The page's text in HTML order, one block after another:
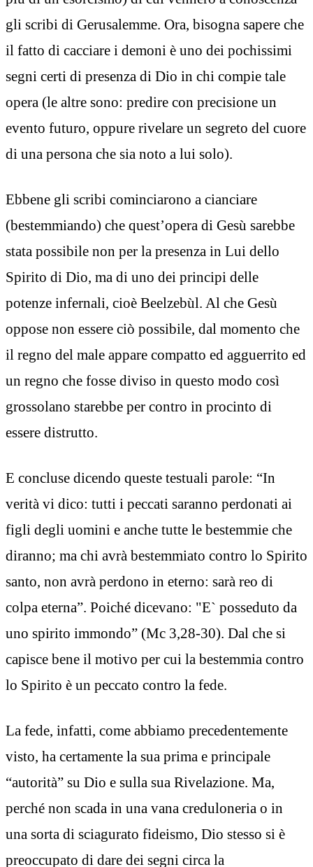
gli scribi di Gerusalemme. Ora, bisogna sapere che
il fatto di cacciare i demoni è uno dei pochissimi
segni certi di presenza di Dio in chi compie tale
opera (le altre sono: predire con precisione un
evento futuro, oppure rivelare un segreto del cuore
di una persona che sia noto a lui solo).
Ebbene gli scribi cominciarono a cianciare
(bestemmiando) che quest’opera di Gesù sarebbe
stata possibile non per la presenza in Lui dello
Spirito di Dio, ma di uno dei principi delle
potenze infernali, cioè Beelzebùl. Al che Gesù
oppose non essere ciò possibile, dal momento che
il regno del male appare compatto ed agguerrito ed
un regno che fosse diviso in questo modo così
grossolano starebbe per contro in procinto di
essere distrutto.
E concluse dicendo queste testuali parole: “In
verità vi dico: tutti i peccati saranno perdonati ai
figli degli uomini e anche tutte le bestemmie che
diranno; ma chi avrà bestemmiato contro lo Spirito
santo, non avrà perdono in eterno: sarà reo di
colpa eterna”. Poiché dicevano: "E` posseduto da
uno spirito immondo” (Mc 3,28-30). Dal che si
capisce bene il motivo per cui la bestemmia contro
lo Spirito è un peccato contro la fede.
La fede, infatti, come abbiamo precedentemente
visto, ha certamente la sua prima e principale
“autorità” su Dio e sulla sua Rivelazione. Ma,
perché non scada in una vana creduloneria o in
una sorta di sciagurato fideismo, Dio stesso si è
preoccupato di dare dei segni circa la